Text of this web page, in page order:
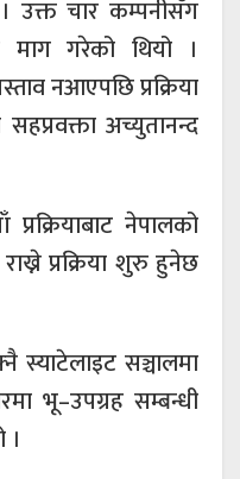
उक्त चार कम्पनीसँग
माग गरेको थियो ।
नआएपछि प्रक्रिया
अच्युतानन्द
नेपालको
प्रक्रिया शुरु हुनेछ
सञ्चालमा
भू–उपग्रह सम्बन्धी